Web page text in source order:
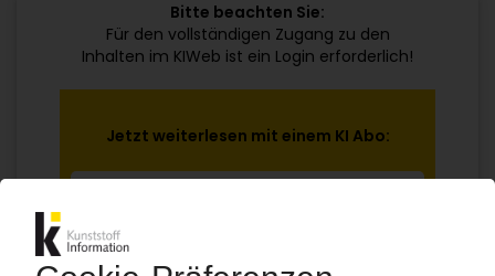
Bitte beachten Sie:
Für den vollständigen Zugang zu den
Inhalten im KIWeb ist ein Login erforderlich!
Jetzt weiterlesen mit einem KI Abo: